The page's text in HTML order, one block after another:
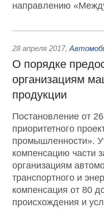
направлению
28 апреля 2017,
О порядке
организациям
продукции
Постановление от
приоритетного
промышленности».
компенсацию части
организациям
транспортного и
компенсация от 80
происхождения и